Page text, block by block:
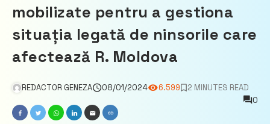
mobilizate pentru a gestiona
situația legată de ninsorile care
afectează R. Moldova
REDACTOR GENEZA 08/01/2024 6.599
2 MINUTES READ
0